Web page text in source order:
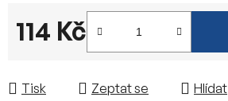
114 Kč
Měrná cena:
Tisk Zeptat se Hlídat